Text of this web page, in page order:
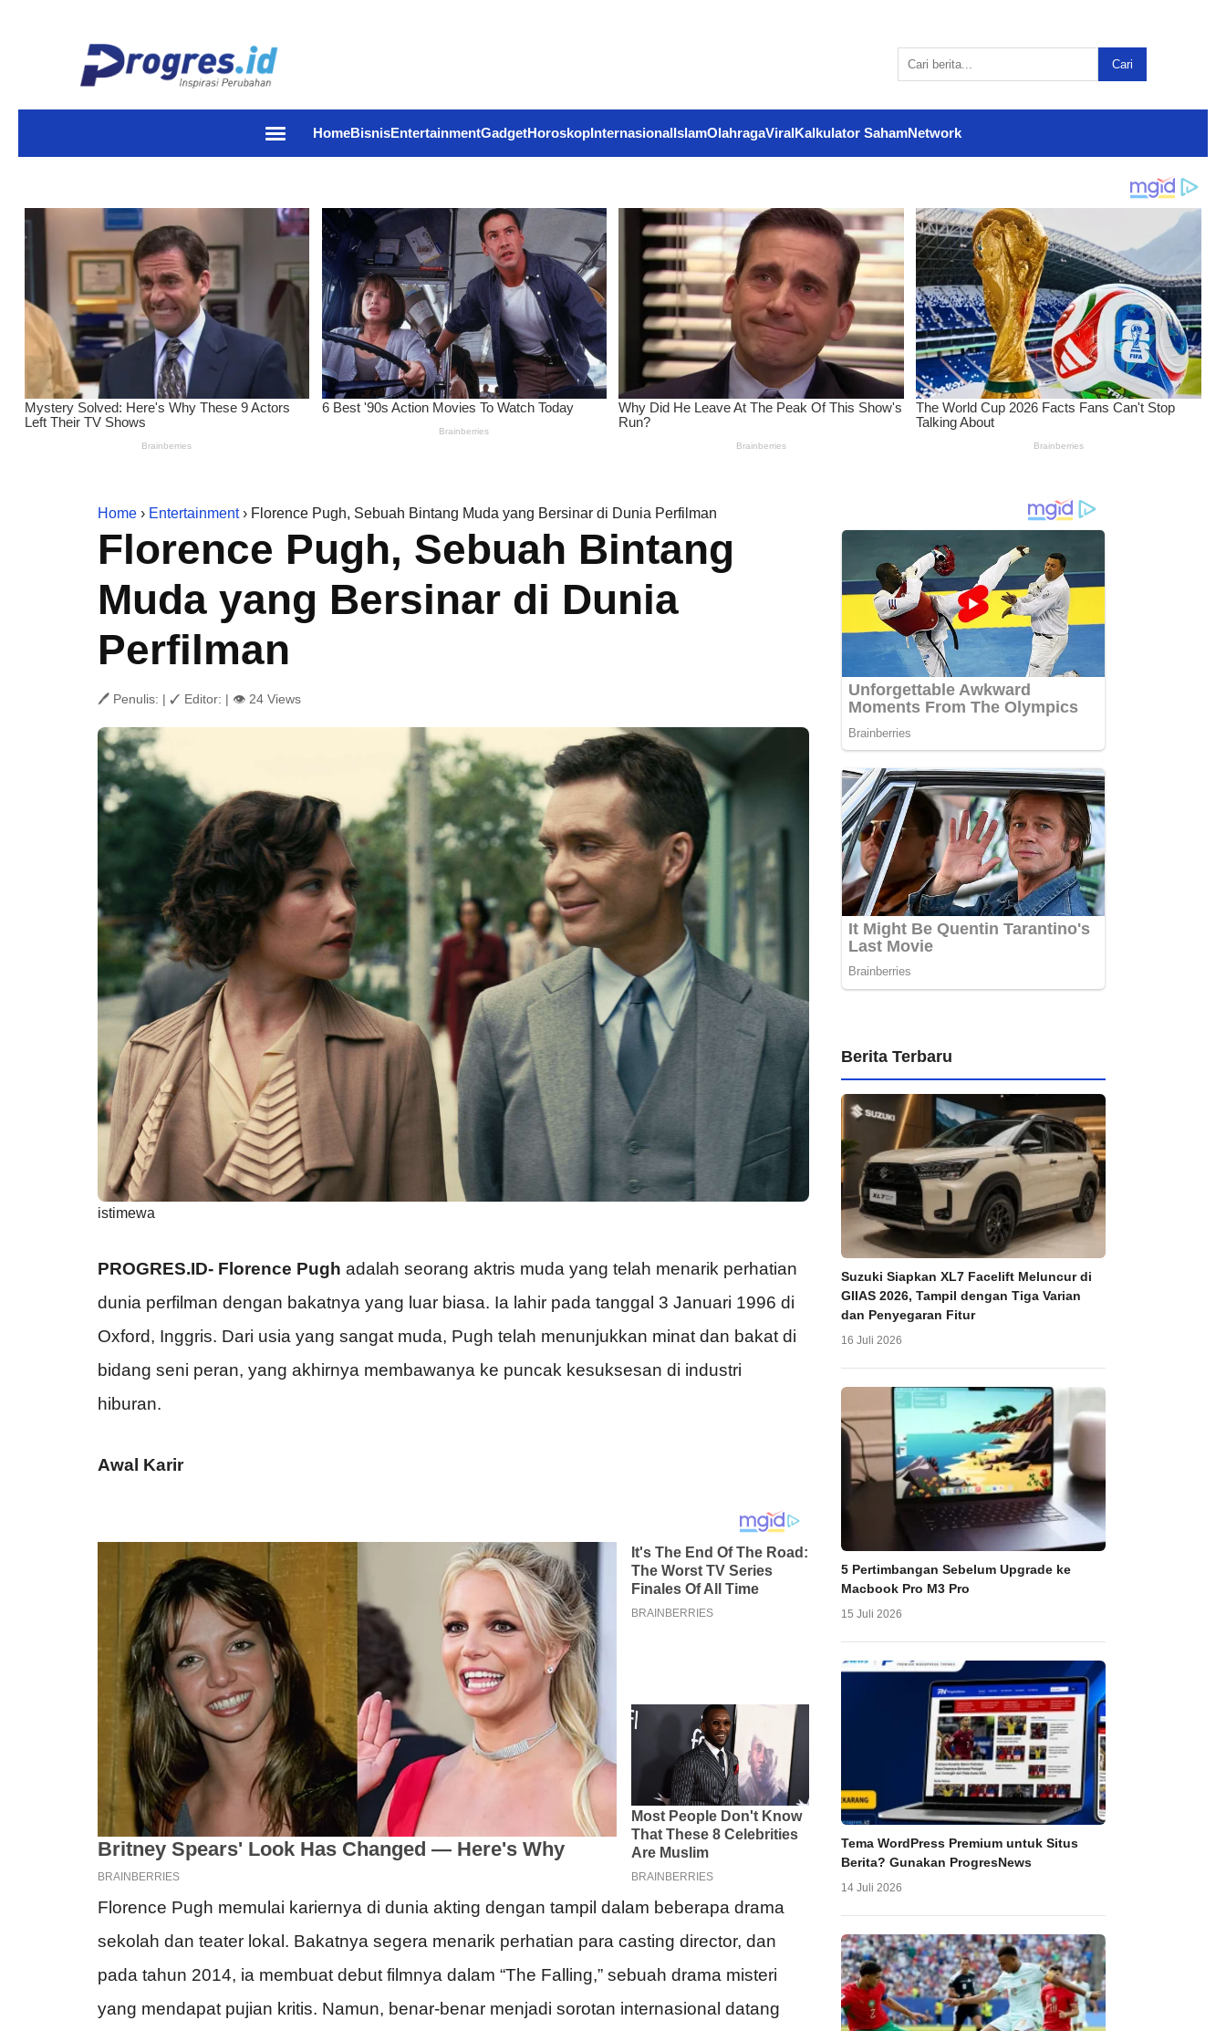
Cari
HomeBisnisEntertainmentGadgetHoroskopInternasionalIslamOlahragaViralKalkulator SahamNetwork
Home › Entertainment› Florence Pugh, Sebuah Bintang Muda yang Bersinar di Dunia Perfilman
Florence Pugh, Sebuah Bintang
Muda yang Bersinar di Dunia
Perfilman
🖊 Penulis: | ✓ Editor: | 👁 24 Views
istimewa
PROGRES.ID- Florence Pugh adalah seorang aktris muda yang telah menarik perhatian
dunia perfilman dengan bakatnya yang luar biasa. Ia lahir pada tanggal 3 Januari 1996 di
Oxford, Inggris. Dari usia yang sangat muda, Pugh telah menunjukkan minat dan bakat di
bidang seni peran, yang akhirnya membawanya ke puncak kesuksesan di industri
hiburan.
Awal Karir
Florence Pugh memulai kariernya di dunia akting dengan tampil dalam beberapa drama
sekolah dan teater lokal. Bakatnya segera menarik perhatian para casting director, dan
pada tahun 2014, ia membuat debut filmnya dalam “The Falling,” sebuah drama misteri
yang mendapat pujian kritis. Namun, benar-benar menjadi sorotan internasional datang
Berita Terbaru
Suzuki Siapkan XL7 Facelift Meluncur di
GIIAS 2026, Tampil dengan Tiga Varian
dan Penyegaran Fitur
16 Juli 2026
5 Pertimbangan Sebelum Upgrade ke
Macbook Pro M3 Pro
15 Juli 2026
Tema WordPress Premium untuk Situs
Berita? Gunakan ProgresNews
14 Juli 2026